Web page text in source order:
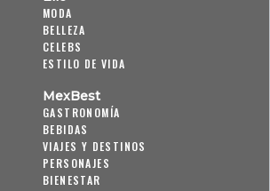
MODA
BELLEZA
CELEBS
ESTILO DE VIDA
MexBest
GASTRONOMÍA
BEBIDAS
VIAJES Y DESTINOS
PERSONAJES
BIENESTAR